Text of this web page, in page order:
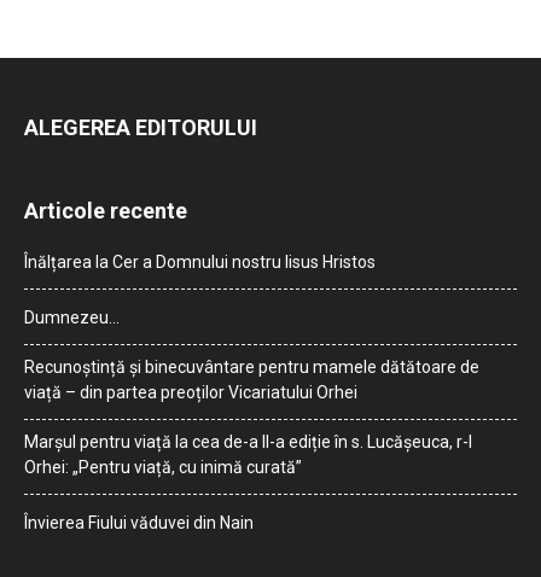
ALEGEREA EDITORULUI
Articole recente
Înălțarea la Cer a Domnului nostru Iisus Hristos
Dumnezeu…
Recunoștință și binecuvântare pentru mamele dătătoare de
viață – din partea preoților Vicariatului Orhei
Marșul pentru viață la cea de-a II-a ediție în s. Lucășeuca, r-l
Orhei: „Pentru viață, cu inimă curată”
Învierea Fiului văduvei din Nain